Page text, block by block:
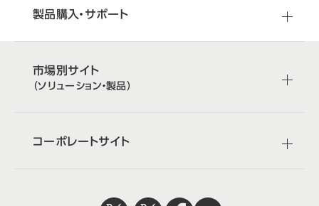
製品購入・サポート
市場別サイト
（ソリューション・製品）
コーポレートサイト